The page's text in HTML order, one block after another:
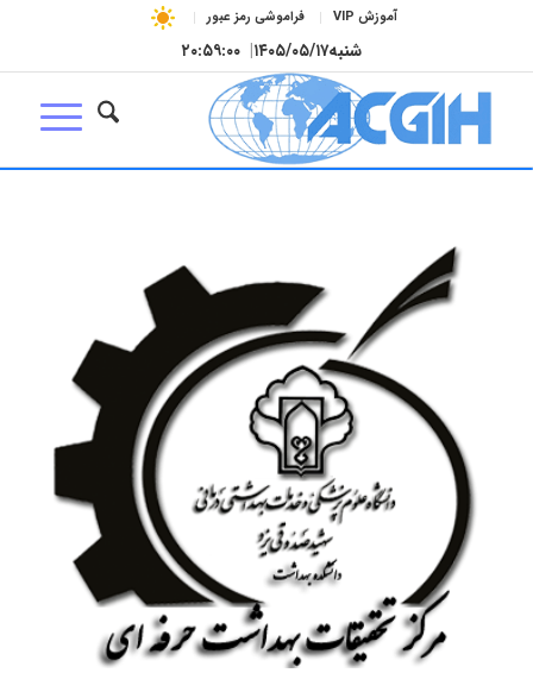
آموزش VIP فراموشی رمز عبور
شنبه۱۴۰۵/۰۵/۱۷| ۲۰:۵۹:۰۰